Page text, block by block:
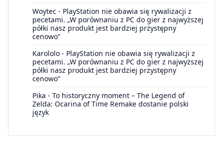
Woytec - PlayStation nie obawia się rywalizacji z
pecetami. „W porównaniu z PC do gier z najwyższej
półki nasz produkt jest bardziej przystępny
cenowo”
Karololo - PlayStation nie obawia się rywalizacji z
pecetami. „W porównaniu z PC do gier z najwyższej
półki nasz produkt jest bardziej przystępny
cenowo”
Pika - To historyczny moment – The Legend of
Zelda: Ocarina of Time Remake dostanie polski
język